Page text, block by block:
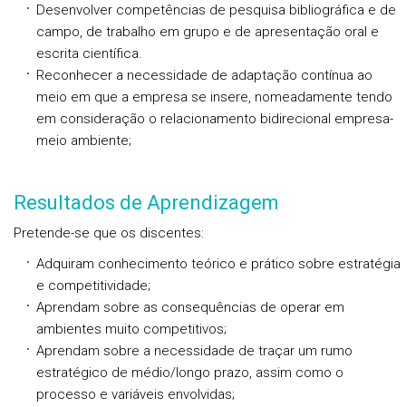
Desenvolver competências de pesquisa bibliográfica e de
campo, de trabalho em grupo e de apresentação oral e
escrita científica.
Reconhecer a necessidade de adaptação contínua ao
meio em que a empresa se insere, nomeadamente tendo
em consideração o relacionamento bidirecional empresa-
meio ambiente;
Resultados de Aprendizagem
Pretende-se que os discentes:
Adquiram conhecimento teórico e prático sobre estratégia
e competitividade;
Aprendam sobre as consequências de operar em
ambientes muito competitivos;
Aprendam sobre a necessidade de traçar um rumo
estratégico de médio/longo prazo, assim como o
processo e variáveis envolvidas;